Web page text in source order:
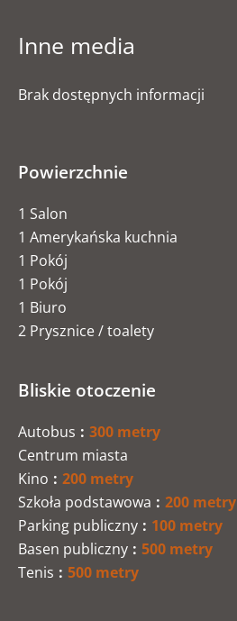
Inne media
Brak dostępnych informacji
Powierzchnie
1 Salon
1 Amerykańska kuchnia
1 Pokój
1 Pokój
1 Biuro
2 Prysznice / toalety
Bliskie otoczenie
Autobus
300 metry
Centrum miasta
Kino
200 metry
Szkoła podstawowa
200 metry
Parking publiczny
100 metry
Basen publiczny
500 metry
Tenis
500 metry